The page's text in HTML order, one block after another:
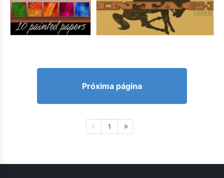
Próxima página
1